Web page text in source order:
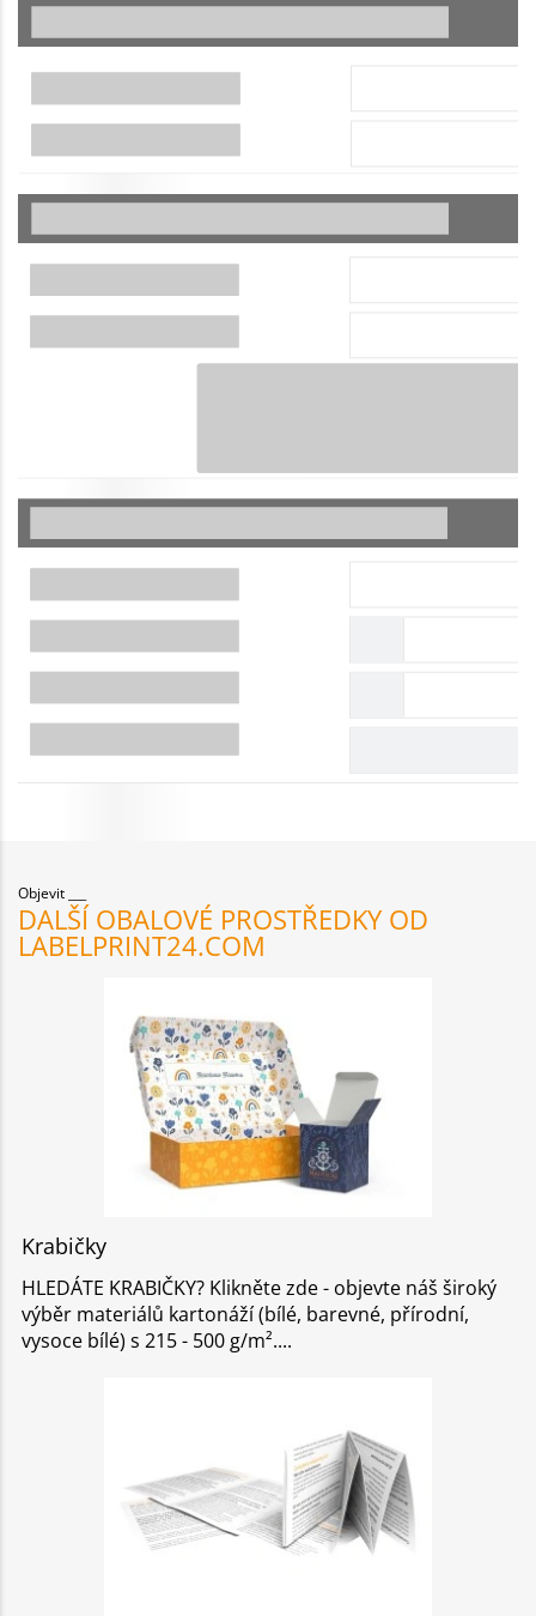
Objevit
DALŠÍ OBALOVÉ PROSTŘEDKY OD
LABELPRINT24.COM
Krabičky
HLEDÁTE KRABIČKY? Klikněte zde - objevte náš široký
výběr materiálů kartonáží (bílé, barevné, přírodní,
vysoce bílé) s 215 - 500 g/m².